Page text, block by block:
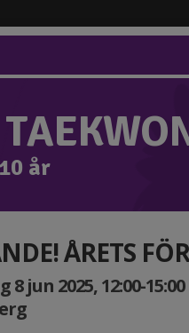
år
ÅRETS
8 jun 2025, 12:00-15:00